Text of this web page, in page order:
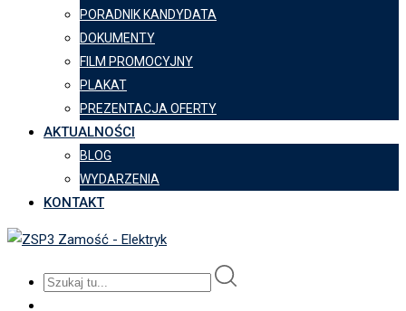
PORADNIK KANDYDATA
DOKUMENTY
FILM PROMOCYJNY
PLAKAT
PREZENTACJA OFERTY
AKTUALNOŚCI
BLOG
WYDARZENIA
KONTAKT